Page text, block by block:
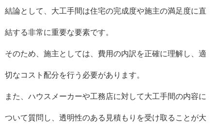
結論として、大工手間は住宅の完成度や施主の満足度に直
結する非常に重要な要素です。
そのため、施主としては、費用の内訳を正確に理解し、適
切なコスト配分を行う必要があります。
また、ハウスメーカーや工務店に対して大工手間の内容に
ついて質問し、透明性のある見積もりを受け取ることが大